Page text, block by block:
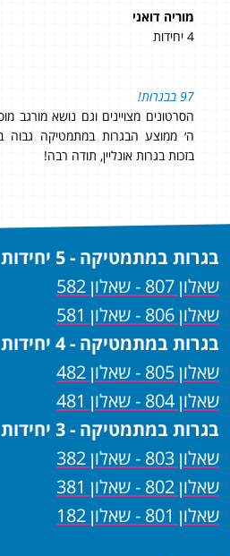
מוריה דואני
4 יחידות
97 בבגרות!
הסרטונים מצויינים וגם נושא מורגב
ה׳ ממוצע הבגרות במתמטיקה גבוה
בזכות בגרות אונליין, תודה רבה!
בגרות במתמטיקה - 5 יחידות
שאלון 807 - שאלון 582
שאלון 806 - שאלון 581
בגרות במתמטיקה - 4 יחידות
שאלון 805 - שאלון 482
שאלון 804 - שאלון 481
בגרות במתמטיקה - 3 יחידות
שאלון 803 - שאלון 382
שאלון 802 - שאלון 381
שאלון 801 - שאלון 182